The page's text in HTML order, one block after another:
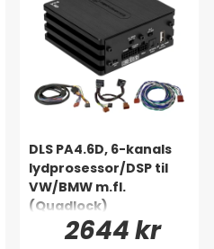
DLS PA4.6D, 6-kanals
lydprosessor/DSP til
VW/BMW m.fl.
(Quadlock)
2644 kr